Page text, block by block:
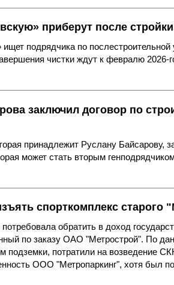
приберут после
подрядчика по послестроительной
чистки ждут к февралю 2026-
заключил договор по
принадлежит Руслану Байсарову,
может стать вторым
спорткомплекс
обратить в доход
по заказу ОАО "Метрострой". По
подземки, потратили на возведение
ООО "Метропаркинг", хотя был